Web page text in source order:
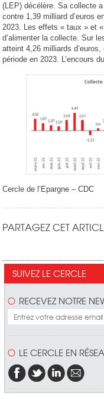
(LEP) décélère. Sa collecte
contre 1,39 milliard d’euros
2023. Les effets « taux » et
d’alimenter la collecte. Sur
atteint 4,26 milliards
période en 2023. L’encours
Cercle de l’Epargne – CDC
PARTAGEZ CET
SUIVEZ LE CERCLE
RECEVEZ NOTRE
LE CERCLE EN